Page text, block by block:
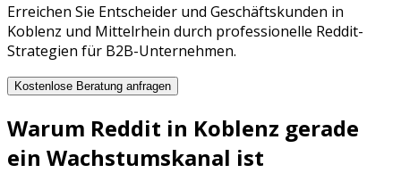
Erreichen Sie Entscheider und Geschäftskunden in
Koblenz und Mittelrhein durch professionelle Reddit-
Strategien für B2B-Unternehmen.
Kostenlose Beratung anfragen
Warum Reddit in Koblenz gerade
ein Wachstumskanal ist